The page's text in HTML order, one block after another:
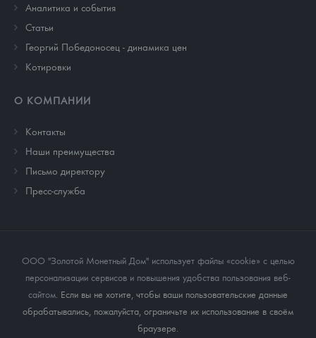
Аналитика и события
Cтатьи
Георгий Победоносец - динамика цен
Котировки
О КОМПАНИИ
Контакты
Наши преимущества
Письмо директору
Пресс-служба
ООО "Золотой Монетный Дом" использует файлы «cookie» с целью
персонализации сервисов и повышения удобства пользования веб-
сайтом. Если вы не хотите, чтобы ваши пользовательские данные
обрабатывались, пожалуйста, ограничьте их использование в своём
браузере.